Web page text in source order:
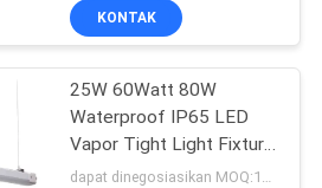
KONTAK
25W 60Watt 80W
Waterproof IP65 LED
Vapor Tight Light Fixture
Untuk Gudang
dapat dinegosiasikan MOQ:100 pcs